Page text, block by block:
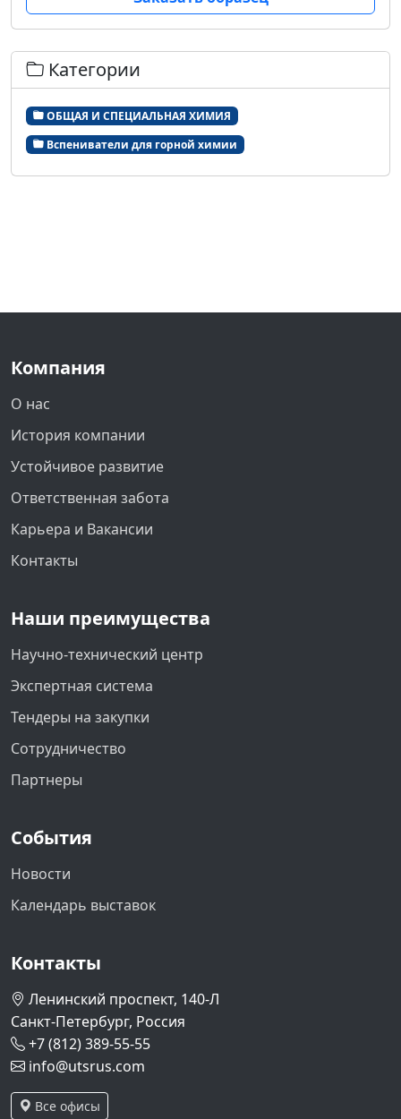
Категории
ОБЩАЯ И СПЕЦИАЛЬНАЯ ХИМИЯ
Вспениватели для горной химии
Компания
О нас
История компании
Устойчивое развитие
Ответственная забота
Карьера и Вакансии
Контакты
Наши преимущества
Научно-технический центр
Экспертная система
Тендеры на закупки
Сотрудничество
Партнеры
События
Новости
Календарь выставок
Контакты
Ленинский проспект, 140-Л
Санкт-Петербург, Россия
+7 (812) 389-55-55
info@utsrus.com
Все офисы